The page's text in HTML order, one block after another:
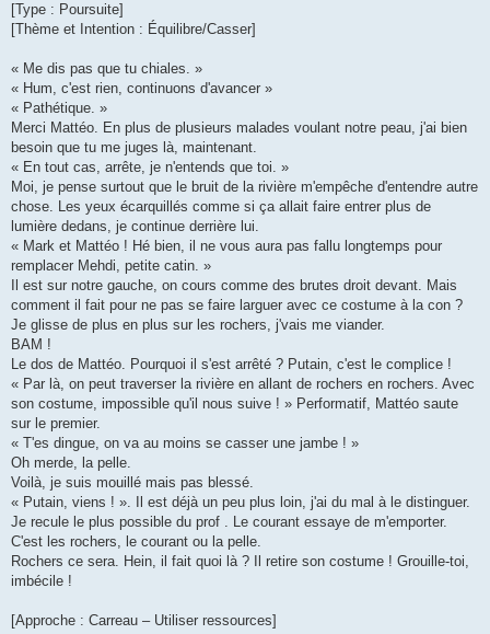
a
g
[Type : Poursuite]
[Thème et Intention : Équilibre/Casser]
« Me dis pas que tu chiales. »
« Hum, c'est rien, continuons d'avancer »
« Pathétique. »
Merci Mattéo. En plus de plusieurs malades voulant notre peau, j'ai bien
besoin que tu me juges là, maintenant.
« En tout cas, arrête, je n'entends que toi. »
Moi, je pense surtout que le bruit de la rivière m'empêche d'entendre autre
chose. Les yeux écarquillés comme si ça allait faire entrer plus de
lumière dedans, je continue derrière lui.
« Mark et Mattéo ! Hé bien, il ne vous aura pas fallu longtemps pour
remplacer Mehdi, petite catin. »
Il est sur notre gauche, on cours comme des brutes droit devant. Mais
comment il fait pour ne pas se faire larguer avec ce costume à la con ?
Je glisse de plus en plus sur les rochers, j'vais me viander.
BAM !
Le dos de Mattéo. Pourquoi il s'est arrêté ? Putain, c'est le complice !
« Par là, on peut traverser la rivière en allant de rochers en rochers. Avec
son costume, impossible qu'il nous suive ! » Performatif, Mattéo saute
sur le premier.
« T'es dingue, on va au moins se casser une jambe ! »
Oh merde, la pelle.
Voilà, je suis mouillé mais pas blessé.
« Putain, viens ! ». Il est déjà un peu plus loin, j'ai du mal à le distinguer.
Je recule le plus possible du prof . Le courant essaye de m'emporter.
C'est les rochers, le courant ou la pelle.
Rochers ce sera. Hein, il fait quoi là ? Il retire son costume ! Grouille-toi,
imbécile !
[Approche : Carreau – Utiliser ressources]